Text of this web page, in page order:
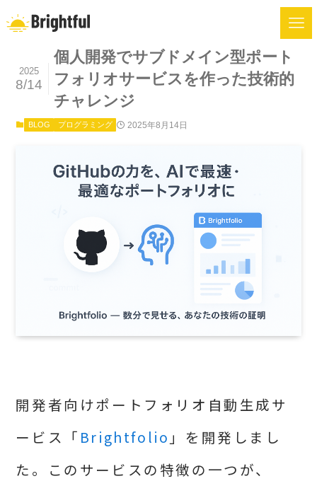
個人開発でサブドメイン型ポート
フォリオサービスを作った技術的
チャレンジ
2025
8/14
BLOG プログラミング 2025年8月14日
開発者向けポートフォリオ自動生成サ
ービス「 Brightfolio 」を開発しまし
た。このサービスの特徴の一つが、